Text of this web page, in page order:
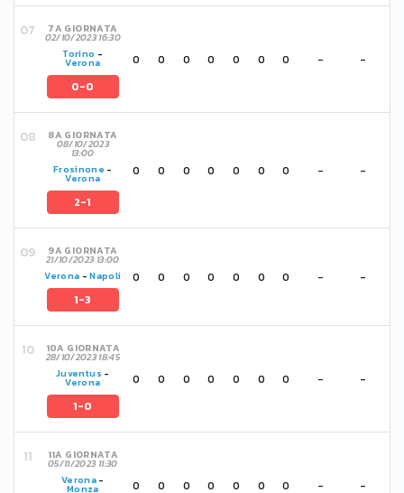
7A GIORNATA
02/10/2023 16:30
Torino -
Verona
0-0
0 0 0 0 0 0 0 - -
8A GIORNATA
08/10/2023
13:00
Frosinone -
Verona
2-1
0 0 0 0 0 0 0 - -
9A GIORNATA
21/10/2023 13:00
Verona -Napoli
1-3
0 0 0 0 0 0 0 - -
10A GIORNATA
28/10/2023 18:45
Juventus -
Verona
1-0
0 0 0 0 0 0 0 - -
11A GIORNATA
05/11/2023 11:30
Verona -
Monza 0 0 0 0 0 0 0 - -